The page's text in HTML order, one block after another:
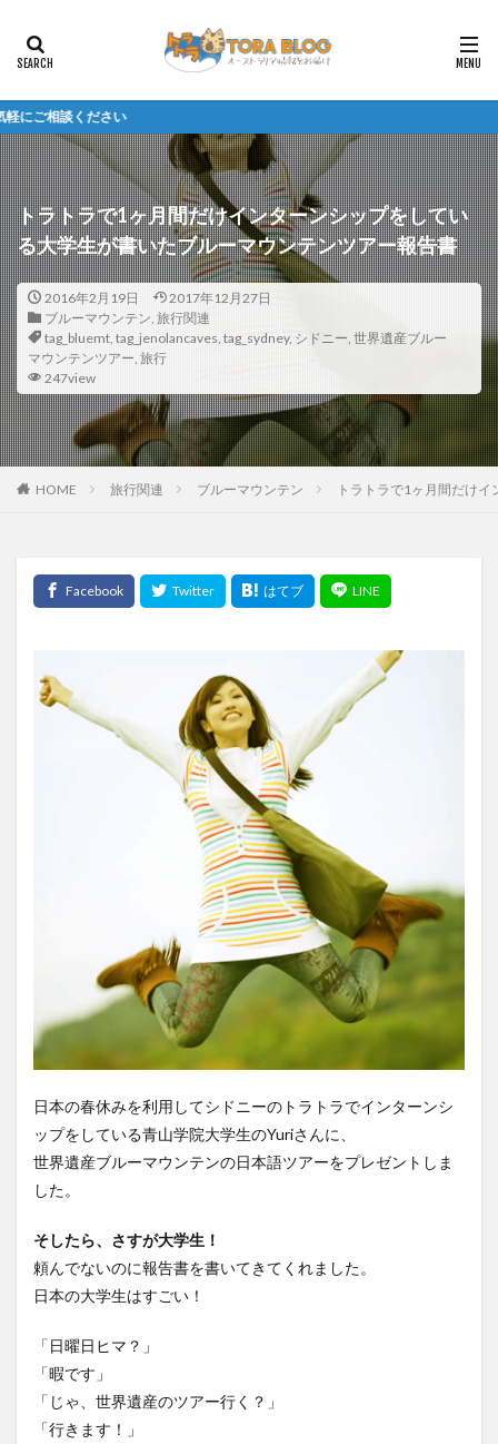
トラトラで1ヶ月間だけインターンシップをしてい
る大学生が書いたブルーマウンテンツアー報告書
2016年2月19日
2017年12月27日
ブルーマウンテン, 旅行関連
tag_bluemt, tag_jenolancaves, tag_sydney, シドニー, 世界遺産ブルー
マウンテンツアー, 旅行
247view
HOME 旅行関連 ブルーマウンテン トラトラで1ヶ月間だけ
日本の春休みを利用してシドニーのトラトラでインターンシ
ップをしている青山学院大学生のYuriさんに、
世界遺産ブルーマウンテンの日本語ツアーをプレゼントしま
した。
そしたら、さすが大学生！
頼んでないのに報告書を書いてきてくれました。
日本の大学生はすごい！
「日曜日ヒマ？」
「暇です」
「じゃ、世界遺産のツアー行く？」
「行きます！」